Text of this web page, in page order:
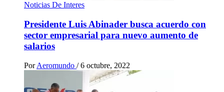
Noticias De Interes
Presidente Luis Abinader busca acuerdo con
sector empresarial para nuevo aumento de
salarios
Por Aeromundo / 6 octubre, 2022